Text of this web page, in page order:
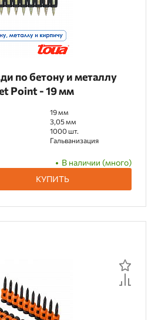
по бетону и металлу
Point - 19 мм
19 мм
3,05 мм
1000 шт.
Гальванизация
В наличии (много)
КУПИТЬ